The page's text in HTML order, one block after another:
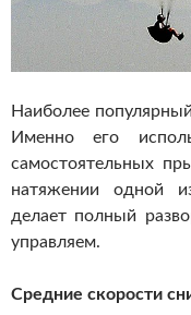
Наиболее
Именно его
самостоятельных
натяжении одной
делает полный
управляем.
Средние скорости